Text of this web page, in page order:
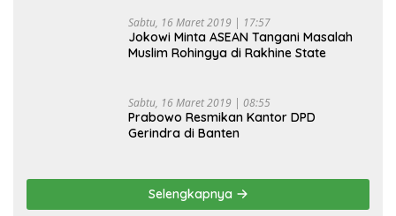
Sabtu, 16 Maret 2019 | 17:57
Jokowi Minta ASEAN Tangani Masalah
Muslim Rohingya di Rakhine State
Sabtu, 16 Maret 2019 | 08:55
Prabowo Resmikan Kantor DPD
Gerindra di Banten
Selengkapnya